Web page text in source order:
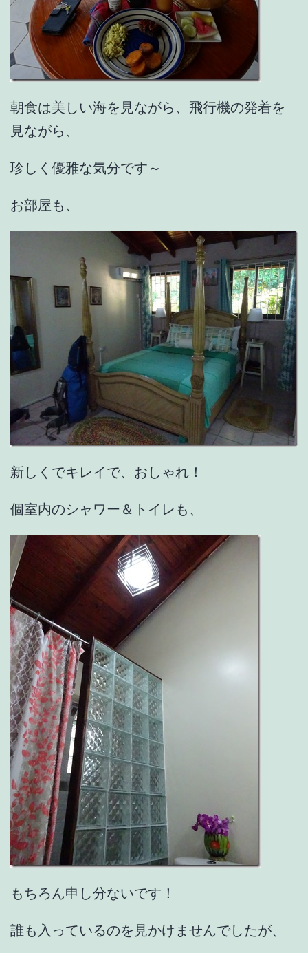
朝食は美しい海を見ながら、飛行機の発着を
見ながら、
珍しく優雅な気分です～
お部屋も、
新しくでキレイで、おしゃれ！
個室内のシャワー＆トイレも、
もちろん申し分ないです！
誰も入っているのを見かけませんでしたが、